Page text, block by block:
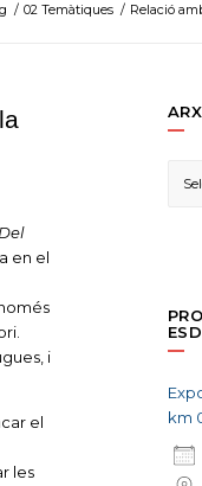
/ 02 Temàtiques / Relació
Del
en el
i
el
les
km